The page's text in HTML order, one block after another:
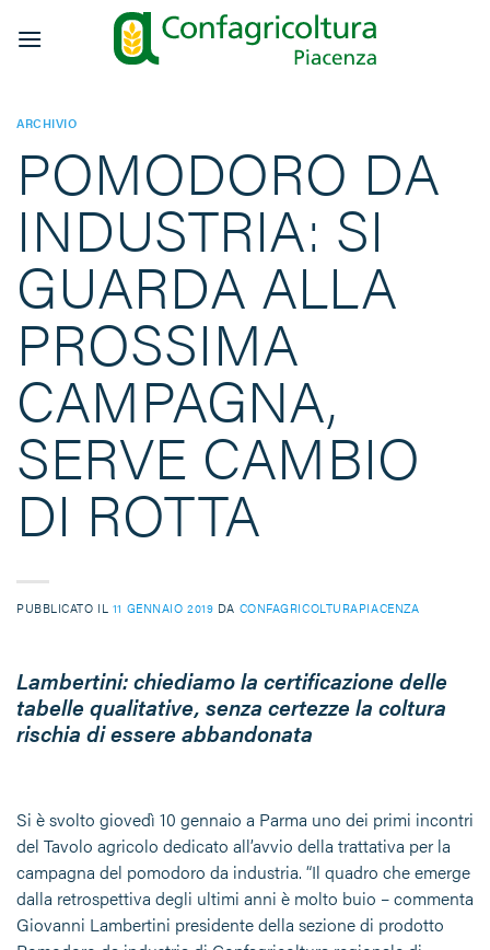
ARCHIVIO
POMODORO DA
INDUSTRIA: SI
GUARDA ALLA
PROSSIMA
CAMPAGNA,
SERVE CAMBIO
DI ROTTA
PUBBLICATO IL 11 GENNAIO 2019 DA CONFAGRICOLTURAPIACENZA
Lambertini: chiediamo la certificazione delle
tabelle qualitative, senza certezze la coltura
rischia di essere abbandonata
Si è svolto giovedì 10 gennaio a Parma uno dei primi incontri
del Tavolo agricolo dedicato all’avvio della trattativa per la
campagna del pomodoro da industria. “Il quadro che emerge
dalla retrospettiva degli ultimi anni è molto buio – commenta
Giovanni Lambertini presidente della sezione di prodotto